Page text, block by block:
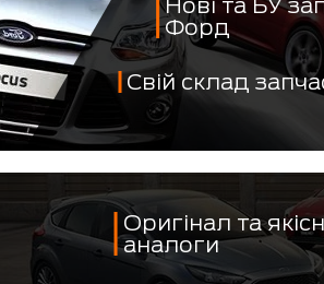
Нові та БУ
Форд
Свій склад
Оригінал та
аналоги